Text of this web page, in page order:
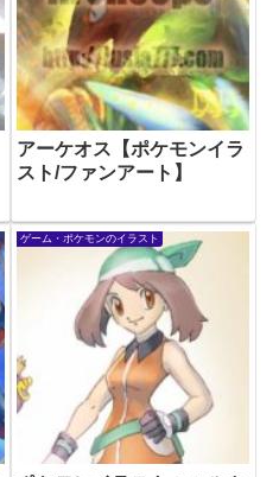
アーケオス【ポケモンイラ
スト/ファンアート】
ゲーム・ポケモンのイラスト